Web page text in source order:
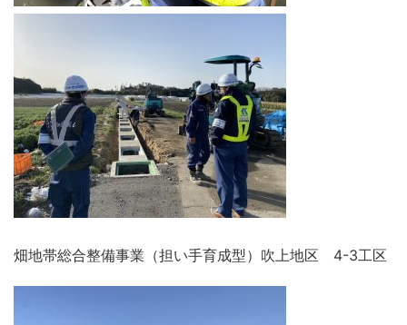
畑地帯総合整備事業（担い手育成型）吹上地区 4-3工区